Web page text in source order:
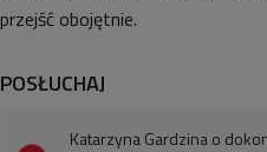
przejść obojętnie.
POSŁUCHAJ
Katarzyna Gardzina o